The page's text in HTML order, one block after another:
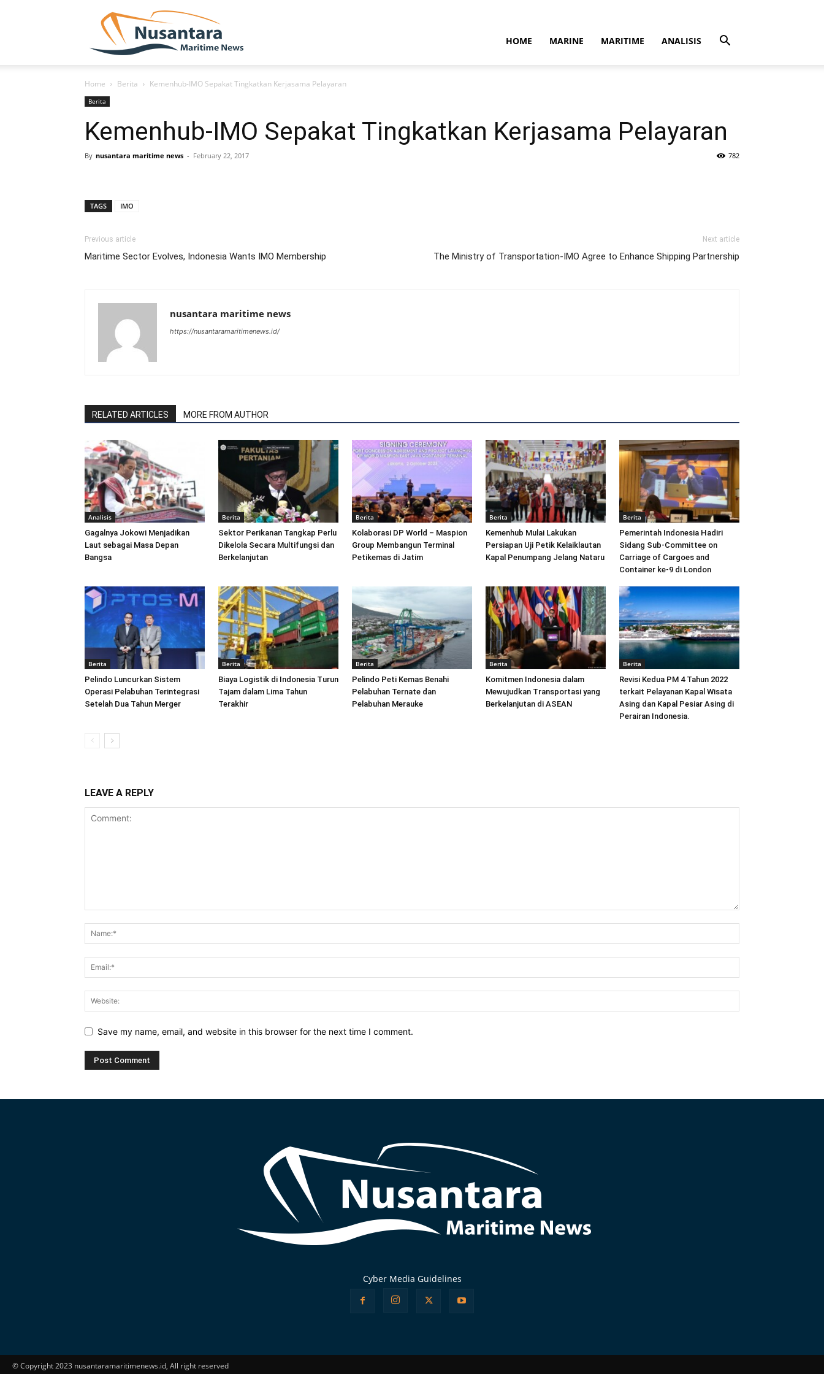
HOME MARINE MARITIME ANALISIS
Home Berita Kemenhub-IMO Sepakat Tingkatkan Kerjasama Pelayaran
Berita
Kemenhub-IMO Sepakat Tingkatkan Kerjasama Pelayaran
By nusantara maritime news - February 22, 2017 782
TAGS IMO
Previous article
Maritime Sector Evolves, Indonesia Wants IMO Membership
Next article
The Ministry of Transportation-IMO Agree to Enhance Shipping Partnership
nusantara maritime news
https://nusantaramaritimenews.id/
RELATED ARTICLES MORE FROM AUTHOR
Analisis
Gagalnya Jokowi Menjadikan
Laut sebagai Masa Depan
Bangsa
Berita
Sektor Perikanan Tangkap Perlu
Dikelola Secara Multifungsi dan
Berkelanjutan
Berita
Kolaborasi DP World – Maspion
Group Membangun Terminal
Petikemas di Jatim
Berita
Kemenhub Mulai Lakukan
Persiapan Uji Petik Kelaiklautan
Kapal Penumpang Jelang Nataru
Berita
Pemerintah Indonesia Hadiri
Sidang Sub-Committee on
Carriage of Cargoes and
Container ke-9 di London
Berita
Pelindo Luncurkan Sistem
Operasi Pelabuhan Terintegrasi
Setelah Dua Tahun Merger
Berita
Biaya Logistik di Indonesia Turun
Tajam dalam Lima Tahun
Terakhir
Berita
Pelindo Peti Kemas Benahi
Pelabuhan Ternate dan
Pelabuhan Merauke
Berita
Komitmen Indonesia dalam
Mewujudkan Transportasi yang
Berkelanjutan di ASEAN
Berita
Revisi Kedua PM 4 Tahun 2022
terkait Pelayanan Kapal Wisata
Asing dan Kapal Pesiar Asing di
Perairan Indonesia.
LEAVE A REPLY
Save my name, email, and website in this browser for the next time I comment.
Cyber Media Guidelines
© Copyright 2023 nusantaramaritimenews.id, All right reserved